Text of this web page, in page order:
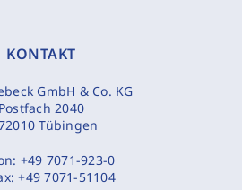
KONTAKT
GmbH & Co. KG
Postfach 2040
Tübingen
+49 7071-923-0
+49 7071-51104